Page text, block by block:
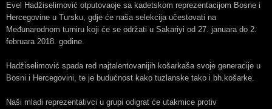
Evel Hadžiselimović otputovaoje sa kadetskom reprezentacijom Bosne i
Hercegovine u Tursku, gdje će naša selekcija učestovati na
Međunarodnom turniru koji će se održati u Sakariyi od 27. januara do 2.
februara 2018. godine.
Hadžiselimović spada red najtalentovanijih košarkaša svoje generacije u
Bosni i Hercegovini, te je budućnost kako tuzlanske tako i bh.košarke.
Naši mladi reprezentativci u grupi odigrat će utakmice protiv